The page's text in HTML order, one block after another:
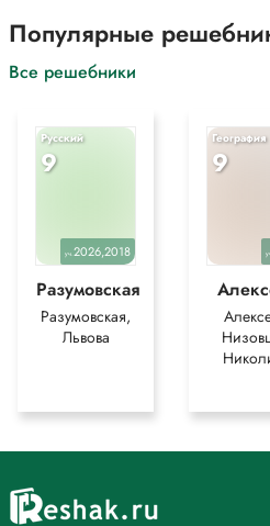
Популярные
Все решебники
Русский
9
уч.2026,2018
Разумовская
Разумовская,
Львова
География
9